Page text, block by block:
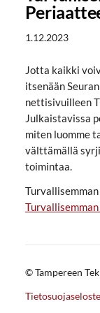
1.12.2023
Jotta kaikki
itsenään
nettisivuilleen
Julkaistavissa
miten luomme
välttämällä
toimintaa.
©Tampereen
Tietosuojaseloste